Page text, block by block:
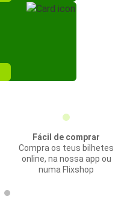
Fácil de comprar
Compra os teus bilhetes
online, na nossa app ou
numa Flixshop